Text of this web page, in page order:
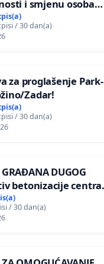
KLIKNI
i smjenu osoba
za incident u
vrtu Grada Zagreba
/ 30 dan(a)
za proglašenje Park-
Zadar!
/ 30 dan(a)
GRAĐANA DUGOG
betonizacije centra
očuvanje postojećih
i odraslih
donošenju izmjena
/ 30 dan(a)